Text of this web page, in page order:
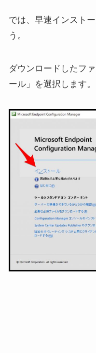
では、早速インスト
う。
ダウンロードしたフ
ール」を選択します。